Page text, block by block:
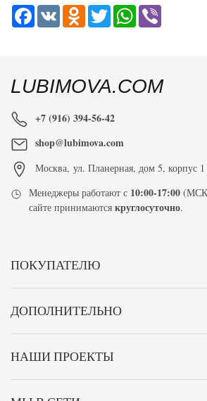
Facebook
VK Odnoklassniki
TwitterWhatsApp
LUBIMOVA.COM
+7 (916) 394-56-42
shop@lubimova.com
Москва, ул. Планерная, дом 5, корпус 1
Менеджеры работают с 10:00-17:00
сайте принимаютсякруглосуточно.
ПОКУПАТЕЛЮ
ДОПОЛНИТЕЛЬНО
НАШИ ПРОЕКТЫ